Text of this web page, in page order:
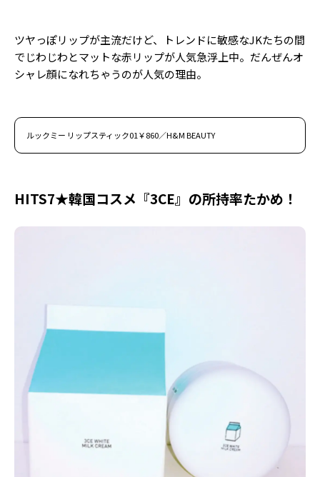
ツヤっぽリップが主流だけど、トレンドに敏感なJKたちの間
でじわじわとマットな赤リップが人気急浮上中。だんぜんオ
シャレ顔になれちゃうのが人気の理由。
ルックミー リップスティック01￥860／H&M BEAUTY
HITS7★韓国コスメ『3CE』の所持率たかめ！